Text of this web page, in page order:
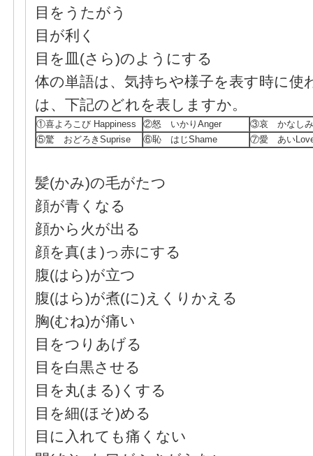
目をうたがう
目が利く
目を皿(さら)のようにする
体の単語は、気持ちや様子を表す時に使
は、下記のどれを表しますか。
①喜よろこび Happiness ②怒 いかりAnger
③哀 かなしみ
⑤驚 おどろきSuprise
⑥恥 はじShame ⑦愛 あい
髪(かみ)の毛がたつ
顔が青くなる
顔から火が出る
顔を真(ま)っ赤にする
腹(はら)が立つ
腹(はら)が煮(に)えくりかえる
胸(むね)が痛い
目をつりあげる
目を白黒させる
目を丸(まる)くする
目を細(ほそ)める
目に入れても痛くない